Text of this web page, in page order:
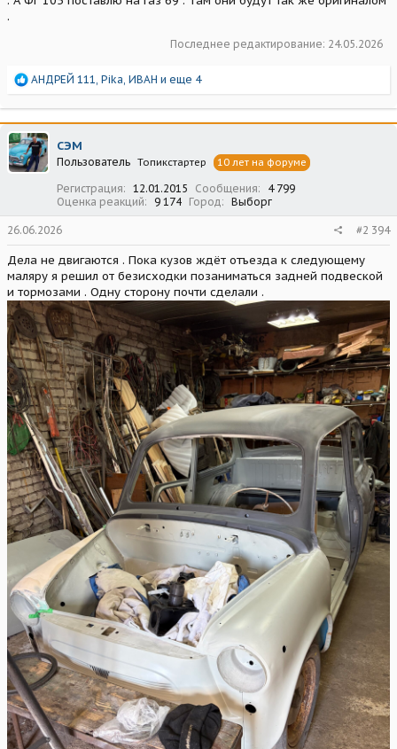
.
Последнее редактирование: 24.05.2026
Р
а
к
ц
и
и
АНДРЕЙ 111, Pika, ИВАН и еще 4
СЭМ
Пользователь Топикстартер 10 лет на форуме
Регистрация 12.01.2015 Сообщения
4 799
Оценка реакций
9 174 Город Выборг
26.06.2026 #2 394
Дела не двигаются . Пока кузов ждёт отъезда к следующему
маляру я решил от безисходки позаниматься задней подвеской
и тормозами . Одну сторону почти сделали .